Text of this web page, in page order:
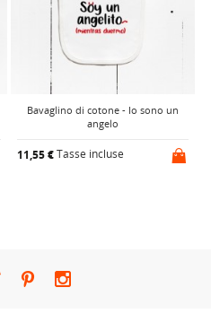
Bavaglino di cotone - Io sono un
angelo
11,55 €Tasse incluse